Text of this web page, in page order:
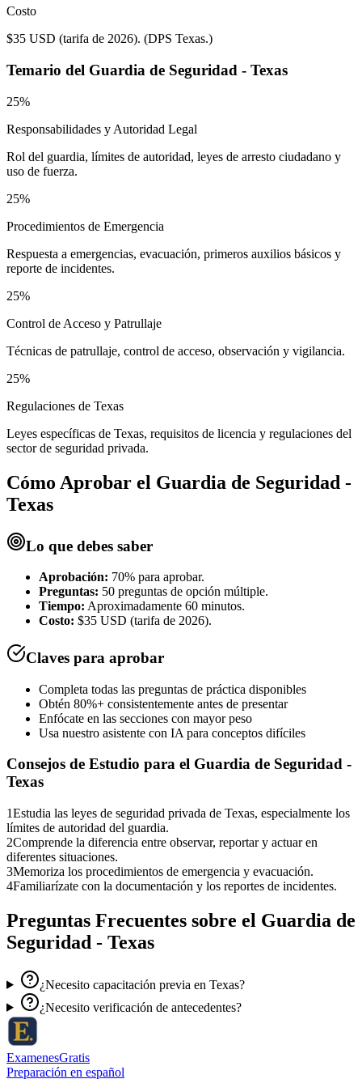
Costo
$35 USD (tarifa de 2026). (DPS Texas.)
Temario del Guardia de Seguridad - Texas
25%
Responsabilidades y Autoridad Legal
Rol del guardia, límites de autoridad, leyes de arresto ciudadano y
uso de fuerza.
25%
Procedimientos de Emergencia
Respuesta a emergencias, evacuación, primeros auxilios básicos y
reporte de incidentes.
25%
Control de Acceso y Patrullaje
Técnicas de patrullaje, control de acceso, observación y vigilancia.
25%
Regulaciones de Texas
Leyes específicas de Texas, requisitos de licencia y regulaciones del
sector de seguridad privada.
Cómo Aprobar el Guardia de Seguridad -
Texas
Lo que debes saber
Aprobación: 70% para aprobar.
Preguntas: 50 preguntas de opción múltiple.
Tiempo: Aproximadamente 60 minutos.
Costo: $35 USD (tarifa de 2026).
Claves para aprobar
Completa todas las preguntas de práctica disponibles
Obtén 80%+ consistentemente antes de presentar
Enfócate en las secciones con mayor peso
Usa nuestro asistente con IA para conceptos difíciles
Consejos de Estudio para el Guardia de Seguridad -
Texas
1Estudia las leyes de seguridad privada de Texas, especialmente los
límites de autoridad del guardia.
2Comprende la diferencia entre observar, reportar y actuar en
diferentes situaciones.
3Memoriza los procedimientos de emergencia y evacuación.
4Familiarízate con la documentación y los reportes de incidentes.
Preguntas Frecuentes sobre el Guardia de
Seguridad - Texas
¿Necesito capacitación previa en Texas?
¿Necesito verificación de antecedentes?
ExamenesGratis
Preparación en español